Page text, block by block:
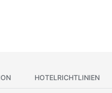
HOTELRICHTLINIEN